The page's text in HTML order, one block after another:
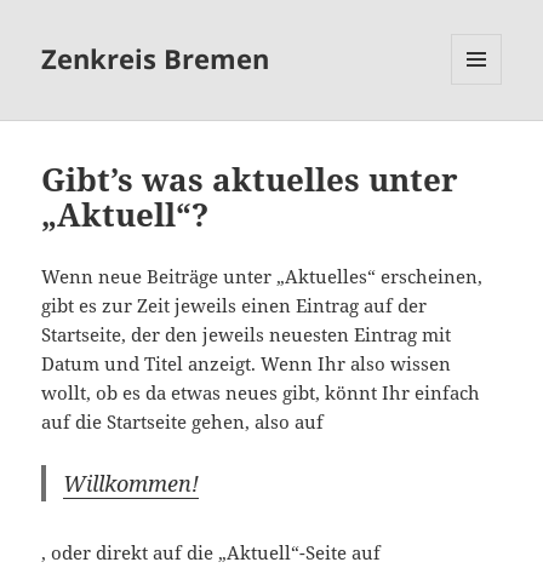
Zenkreis Bremen
Gibt’s was aktuelles unter
„Aktuell“?
Wenn neue Beiträge unter „Aktuelles“ erscheinen,
gibt es zur Zeit jeweils einen Eintrag auf der
Startseite, der den jeweils neuesten Eintrag mit
Datum und Titel anzeigt. Wenn Ihr also wissen
wollt, ob es da etwas neues gibt, könnt Ihr einfach
auf die Startseite gehen, also auf
Willkommen!
, oder direkt auf die „Aktuell“-Seite auf